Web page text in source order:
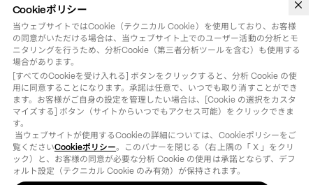
WeChat
Cookieポリシー
当ウェブサイトではCookie（テクニカル Cookie）を使用しており、お客様
の同意がいただける場合は、当ウェブサイト上でのユーザー活動の分析とモ
ニタリングを行うため、分析Cookie（第三者分析ツールを含む）も使用する
場合があります。
[すべてのCookieを受け入れる] ボタンをクリックすると、分析 Cookie の使
用に同意することになります。承諾は任意で、いつでも取り消すことができ
ます。お客様がご自身の設定を管理したい場合は、[Cookie の選択をカスタ
マイズする] ボタン（サイトからいつでもアクセス可能）をクリックできま
す。
覧くださいCookieポリシー。このバナーを閉じる（右上隅の「 X 」をクリ
ック）と、お客様の同意が必要な分析 Cookie の使用は承諾とならず、デフ
ォルト設定（テクニカル Cookie のみ有効）が保持されます。